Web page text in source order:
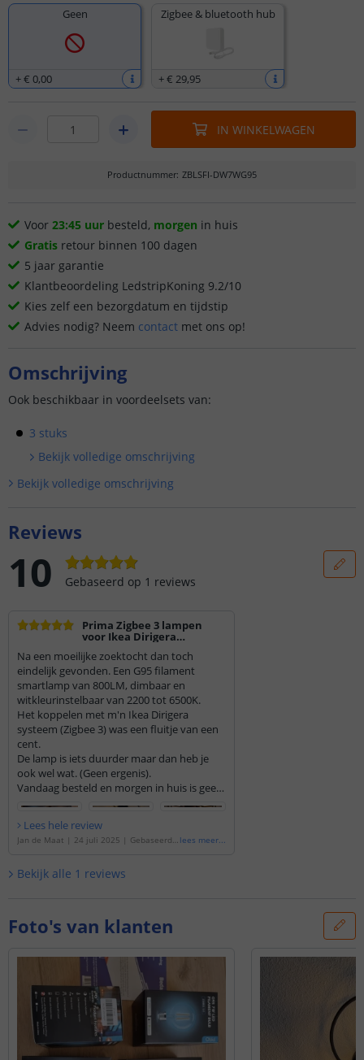
Geen
+€ 0,00
Zigbee & bluetooth hub
+€ 29,95
IN WINKELWAGEN
Productnummer: ZBLSFI-DW7WG95
Voor 23:45 uur besteld, morgen in huis
Gratis retour binnen 100 dagen
5 jaar garantie
Klantbeoordeling LedstripKoning 9.2/10
Kies zelf een bezorgdatum en tijdstip
Advies nodig? Neem contact met ons op!
Omschrijving
Ook beschikbaar in voordeelsets van:
3 stuks
Bekijk volledige omschrijving
Bekijk volledige omschrijving
Reviews
10 Gebaseerd op 1 reviews
Prima Zigbee 3 lampen
voor Ikea Dirigera
Na een moeilijke zoektocht dan toch
eindelijk gevonden. Een G95 filament
smartlamp van 800LM, dimbaar en
witkleurinstelbaar van 2200 tot 6500K.
Het koppelen met m'n Ikea Dirigera
systeem (Zigbee 3) was een fluitje van een
cent.
De lamp is iets duurder maar dan heb je
ook wel wat. (Geen ergenis).
Vandaag besteld en morgen in huis is geen
loze belofte. Wat mij betreft is Ledkoning
Lees hele review
Jan de Maat | 24 juli 2025 | Gebaseerd
lees meer...
Bekijk alle 1 reviews
Foto's van klanten